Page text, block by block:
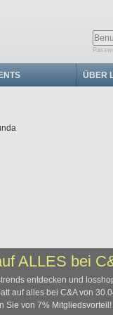
ÜBER
ALLES bei
entdecken und
auf alles bei C&A von
Sie von 7% Mitgliedsvorteil!